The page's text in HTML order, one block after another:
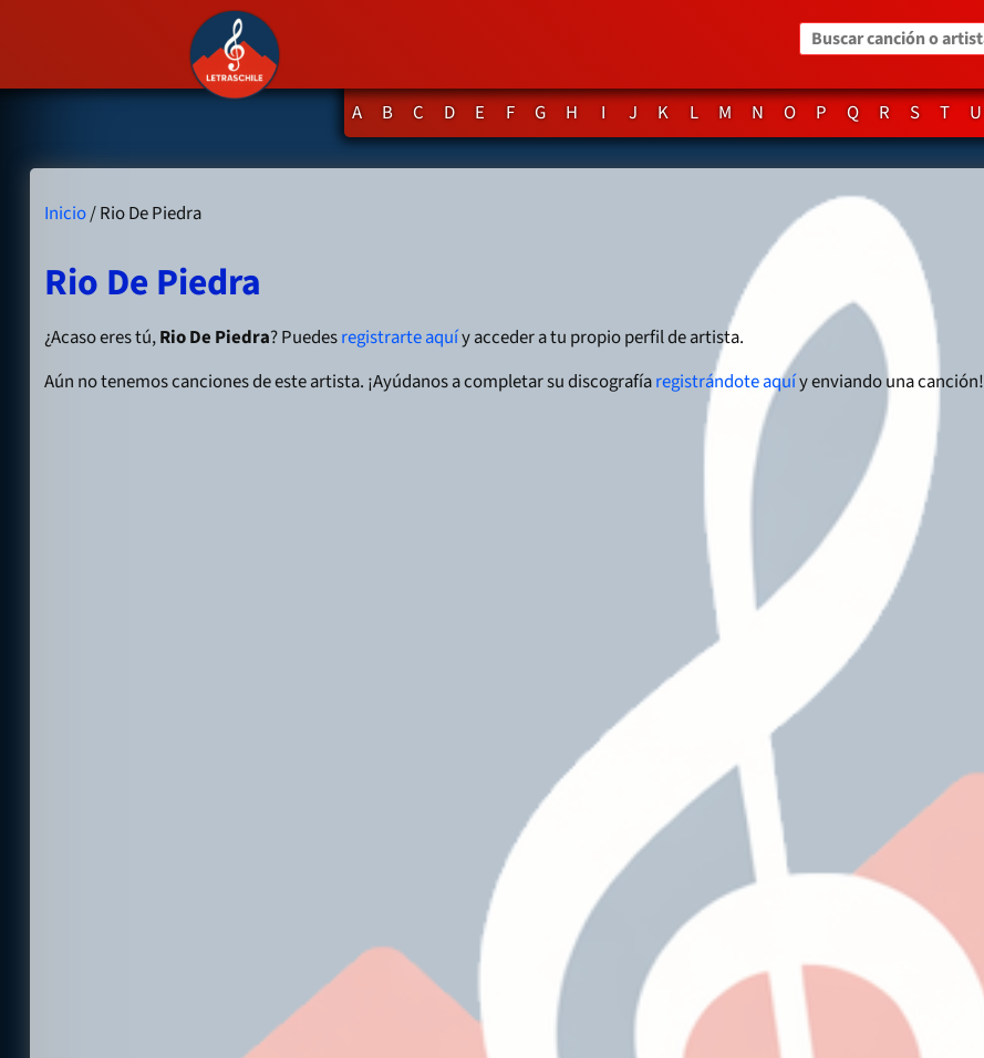
Buscar canción o artista
A B C D E F G H I J K L M N O P Q R S T U
Inicio/ Rio De Piedra
Rio De Piedra
¿Acaso eres tú,Rio De Piedra? Puedesregistrarte aquíy acceder a tu propio perfil de artista.
Aún no tenemos canciones de este artista. ¡Ayúdanos a completar su discografíaregistrándote aquíy enviando una canción!